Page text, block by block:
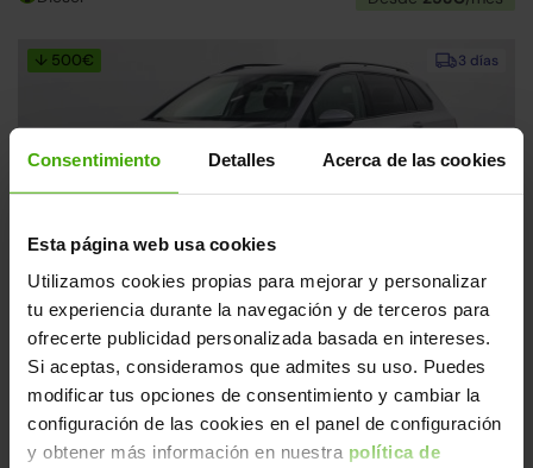
Consentimiento Detalles Acerca de las cookies
Esta página web usa cookies
Utilizamos cookies propias para mejorar y personalizar
tu experiencia durante la navegación y de terceros para
ofrecerte publicidad personalizada basada en intereses.
Si aceptas, consideramos que admites su uso. Puedes
modificar tus opciones de consentimiento y cambiar la
configuración de las cookies en el panel de configuración
y obtener más información en nuestra política de
3 días
↓ 500€
Volkswagen Golf
Variant 2.0TDI Life
2022 | 75.686km | 115CV | Manual
20.990€
16.790€
Diésel Desde 260€/mes
↓ 500€